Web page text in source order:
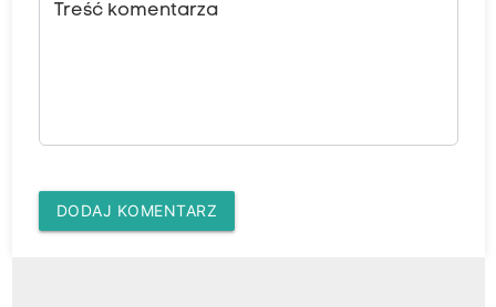
Treść komentarza
DODAJ KOMENTARZ